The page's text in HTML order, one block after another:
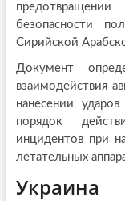
безопасности
Сирийской
Документ
взаимодействия
нанесении
порядок
инцидентов при
летательных
Украина